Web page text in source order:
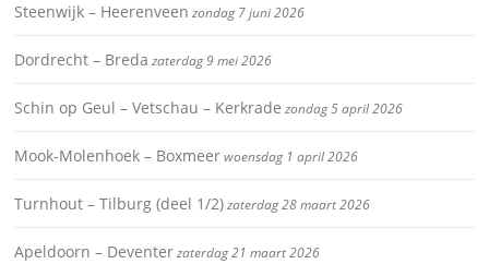
Steenwijk – Heerenveen zondag 7 juni 2026
Dordrecht – Breda zaterdag 9 mei 2026
Schin op Geul – Vetschau – Kerkrade zondag 5 april 2026
Mook-Molenhoek – Boxmeerwoensdag 1 april 2026
Turnhout – Tilburg (deel 1/2)zaterdag 28 maart 2026
Apeldoorn – Deventerzaterdag 21 maart 2026